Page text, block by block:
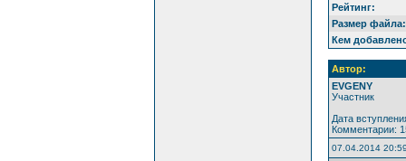
Рейтинг:
Размер файла:
Кем
Автор:
EVGENY
Участник
Дата
Комментарии:
07.04.2014